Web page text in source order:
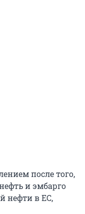
после того,
и эмбарго
нефти в ЕС,